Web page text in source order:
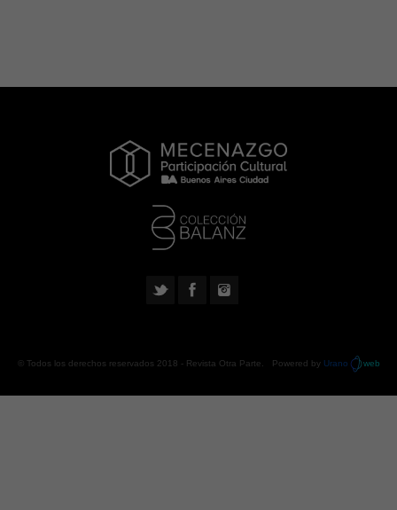
© Todos los derechos reservados 2018 - Revista Otra Parte . Powered by Urano web